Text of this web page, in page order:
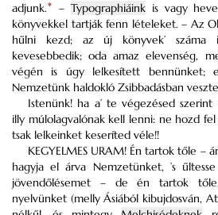
adjunk.* – Typographiáinkis vagy
könyvekkel tartják fenn lételeket. – Az
hűlni kezd; az új könyvek’ száma
kevesebbedik; oda amaz elevenség,
végén is úgy lelkesített bennünket;
Nemzetünk haldokló Zsibbadásban
Istenünk! ha a’ te végezésed
illy múlolagvalónak kell lenni: ne hozd
tsak lelkeinket keseríted véle!!
KEGYELMES URAM! Én tartok tőle –
hagyja el árva Nemzetünket, ’s
jövendőlésemet – de én tartok
nyelvünket (melly Ásiából kibujdosván,